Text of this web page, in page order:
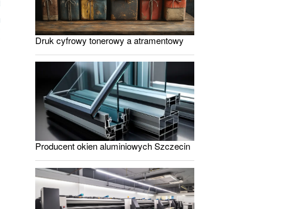
Druk cyfrowy tonerowy a atramentowy
Producent okien aluminiowych Szczecin